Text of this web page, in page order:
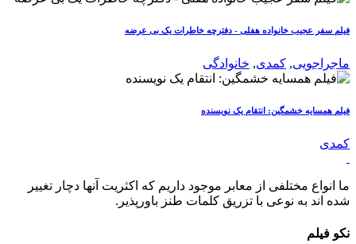
فیلم سفر عجیب خانواده هفلی - دفترچه خاطرات یک بی عرضه
ماجراجویی, کمدی, خانوادگی
فیلم همسایه خشمگین: انتقام یک نویسنده
کمدی
ما انواع مختلفی از معابر موجود داریم که اکثریت آنها دچار تغییر
شده اند به نوعی با تزریق کلمات طنز باورپذیر.
نکو فیلم